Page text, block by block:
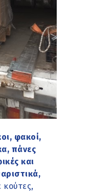
φακοί,
πάνες
και